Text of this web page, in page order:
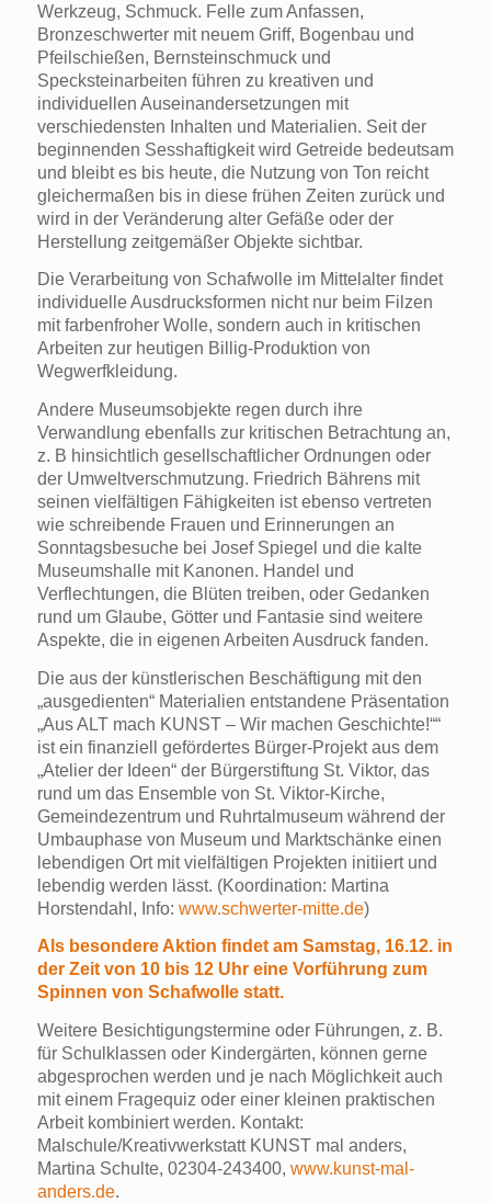
Werkzeug, Schmuck. Felle zum Anfassen,
Bronzeschwerter mit neuem Griff, Bogenbau und
Pfeilschießen, Bernsteinschmuck und
Specksteinarbeiten führen zu kreativen und
individuellen Auseinandersetzungen mit
verschiedensten Inhalten und Materialien. Seit der
beginnenden Sesshaftigkeit wird Getreide bedeutsam
und bleibt es bis heute, die Nutzung von Ton reicht
gleichermaßen bis in diese frühen Zeiten zurück und
wird in der Veränderung alter Gefäße oder der
Herstellung zeitgemäßer Objekte sichtbar.
Die Verarbeitung von Schafwolle im Mittelalter findet
individuelle Ausdrucksformen nicht nur beim Filzen
mit farbenfroher Wolle, sondern auch in kritischen
Arbeiten zur heutigen Billig-Produktion von
Wegwerfkleidung.
Andere Museumsobjekte regen durch ihre
Verwandlung ebenfalls zur kritischen Betrachtung an,
z. B hinsichtlich gesellschaftlicher Ordnungen oder
der Umweltverschmutzung. Friedrich Bährens mit
seinen vielfältigen Fähigkeiten ist ebenso vertreten
wie schreibende Frauen und Erinnerungen an
Sonntagsbesuche bei Josef Spiegel und die kalte
Museumshalle mit Kanonen. Handel und
Verflechtungen, die Blüten treiben, oder Gedanken
rund um Glaube, Götter und Fantasie sind weitere
Aspekte, die in eigenen Arbeiten Ausdruck fanden.
Die aus der künstlerischen Beschäftigung mit den
„ausgedienten“ Materialien entstandene Präsentation
„Aus ALT mach KUNST – Wir machen Geschichte!““
ist ein finanziell gefördertes Bürger-Projekt aus dem
„Atelier der Ideen“ der Bürgerstiftung St. Viktor, das
rund um das Ensemble von St. Viktor-Kirche,
Gemeindezentrum und Ruhrtalmuseum während der
Umbauphase von Museum und Marktschänke einen
lebendigen Ort mit vielfältigen Projekten initiiert und
lebendig werden lässt. (Koordination: Martina
Horstendahl, Info: www.schwerter-mitte.de)
Als besondere Aktion findet am Samstag, 16.12. in
der Zeit von 10 bis 12 Uhr eine Vorführung zum
Spinnen von Schafwolle statt.
Weitere Besichtigungstermine oder Führungen, z. B.
für Schulklassen oder Kindergärten, können gerne
abgesprochen werden und je nach Möglichkeit auch
mit einem Fragequiz oder einer kleinen praktischen
Arbeit kombiniert werden. Kontakt:
Malschule/Kreativwerkstatt KUNST mal anders,
Martina Schulte, 02304-243400, www.kunst-mal-
anders.de.